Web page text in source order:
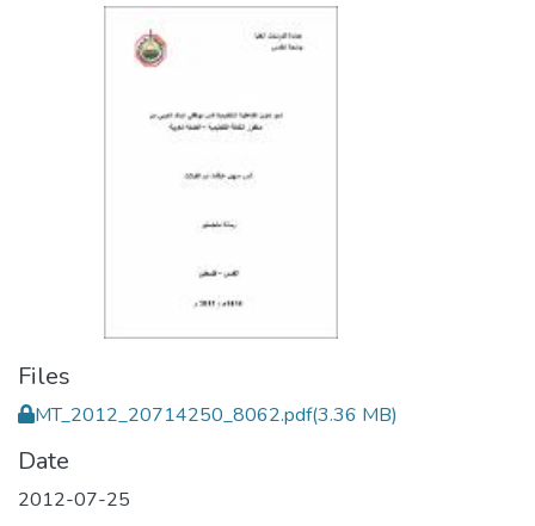
Files
MT_2012_20714250_8062.pdf(3.36 MB)
Date
2012-07-25